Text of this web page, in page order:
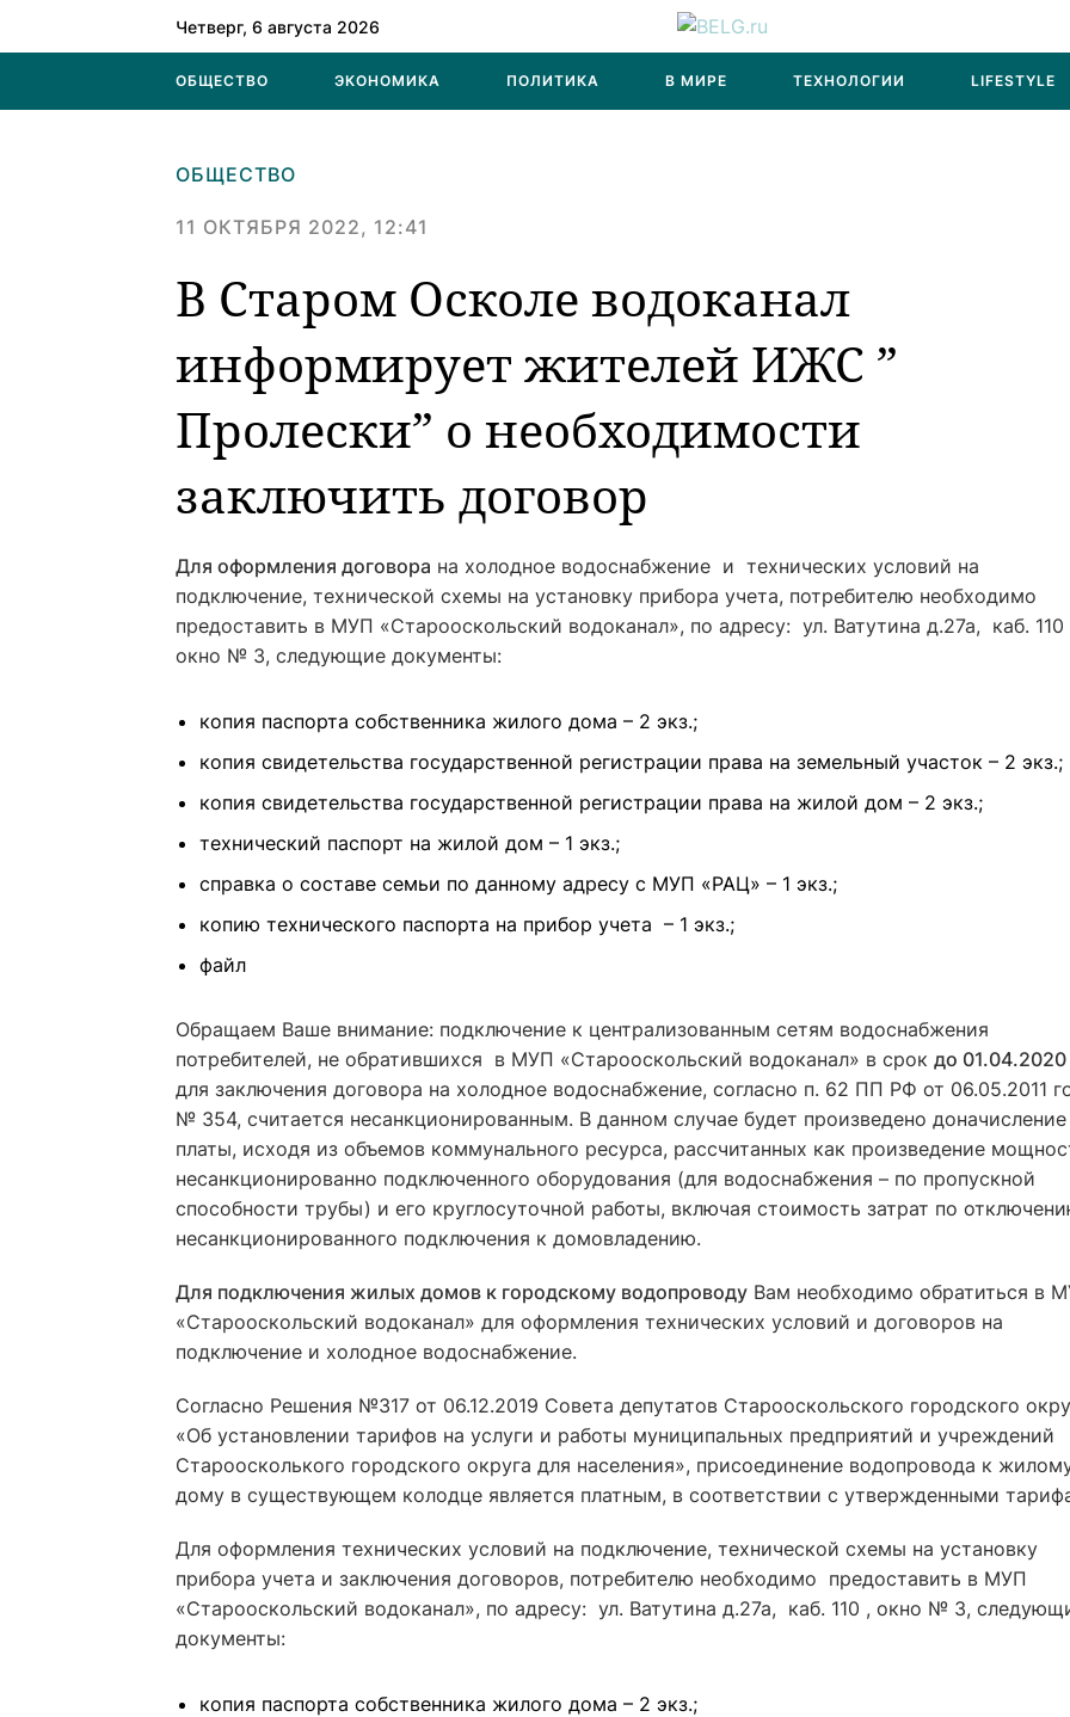
Четверг, 6 августа 2026
ОБЩЕСТВО ЭКОНОМИКА ПОЛИТИКА В МИРЕ ТЕХНОЛОГИИ LIFESTYLE
ОБЩЕСТВО
11 ОКТЯБРЯ 2022, 12:41
В Старом Осколе водоканал
информирует жителей ИЖС ”
Пролески” о необходимости
заключить договор
Для оформления договора на холодное водоснабжение и технических условий на
подключение, технической схемы на установку прибора учета, потребителю необходимо
предоставить в МУП «Старооскольский водоканал», по адресу: ул. Ватутина д.27а, каб. 110
окно № 3, следующие документы:
копия паспорта собственника жилого дома – 2 экз.;
копия свидетельства государственной регистрации права на земельный участок – 2 экз.;
копия свидетельства государственной регистрации права на жилой дом – 2 экз.;
технический паспорт на жилой дом – 1 экз.;
справка о составе семьи по данному адресу с МУП «РАЦ» – 1 экз.;
копию технического паспорта на прибор учета – 1 экз.;
файл
Обращаем Ваше внимание: подключение к централизованным сетям водоснабжения
потребителей, не обратившихся в МУП «Старооскольский водоканал» в срок до 01.04.2020
для заключения договора на холодное водоснабжение, согласно п. 62 ПП РФ от 06.05.2011
№ 354, считается несанкционированным. В данном случае будет произведено доначисление
платы, исходя из объемов коммунального ресурса, рассчитанных как произведение
несанкционированно подключенного оборудования (для водоснабжения – по пропускной
способности трубы) и его круглосуточной работы, включая стоимость затрат по
несанкционированного подключения к домовладению.
Для подключения жилых домов к городскому водопроводу Вам необходимо обратиться в
«Старооскольский водоканал» для оформления технических условий и договоров на
подключение и холодное водоснабжение.
Согласно Решения №317 от 06.12.2019 Совета депутатов Старооскольского городского
«Об установлении тарифов на услуги и работы муниципальных предприятий и учреждений
Староосколького городского округа для населения», присоединение водопровода к
дому в существующем колодце является платным, в соответствии с утвержденными
Для оформления технических условий на подключение, технической схемы на установку
прибора учета и заключения договоров, потребителю необходимо предоставить в МУП
«Старооскольский водоканал», по адресу: ул. Ватутина д.27а, каб. 110 , окно № 3,
документы:
копия паспорта собственника жилого дома – 2 экз.;